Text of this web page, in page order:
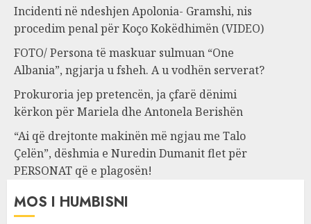
Incidenti në ndeshjen Apolonia- Gramshi, nis
procedim penal për Koço Kokëdhimën (VIDEO)
FOTO/ Persona të maskuar sulmuan “One
Albania”, ngjarja u fsheh. A u vodhën serverat?
Prokuroria jep pretencën, ja çfarë dënimi
kërkon për Mariela dhe Antonela Berishën
“Ai që drejtonte makinën më ngjau me Talo
Çelën”, dëshmia e Nuredin Dumanit flet për
PERSONAT që e plagosën!
MOS I HUMBISNI